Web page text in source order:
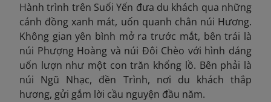
Hành trình trên Suối Yến đưa du khách qua những
cánh đồng xanh mát, uốn quanh chân núi Hương.
Không gian yên bình mở ra trước mắt, bên trái là
núi Phượng Hoàng và núi Đôi Chèo với hình dáng
uốn lượn như một con trăn khổng lồ. Bên phải là
núi Ngũ Nhạc, đền Trình, nơi du khách thắp
hương, gửi gắm lời cầu nguyện đầu năm.